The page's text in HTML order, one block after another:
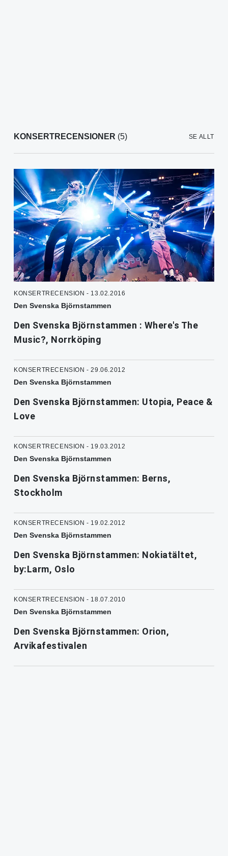
KONSERTRECENSIONER (5) SE ALLT
KONSERTRECENSION - 13.02.2016
Den Svenska Björnstammen
Den Svenska Björnstammen : Where's The
Music?, Norrköping
KONSERTRECENSION - 29.06.2012
Den Svenska Björnstammen
Den Svenska Björnstammen: Utopia, Peace &
Love
KONSERTRECENSION - 19.03.2012
Den Svenska Björnstammen
Den Svenska Björnstammen: Berns,
Stockholm
KONSERTRECENSION - 19.02.2012
Den Svenska Björnstammen
Den Svenska Björnstammen: Nokiatältet,
by:Larm, Oslo
KONSERTRECENSION - 18.07.2010
Den Svenska Björnstammen
Den Svenska Björnstammen: Orion,
Arvikafestivalen